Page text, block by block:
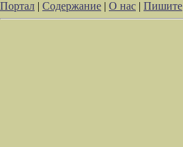
Портал | Содержание | О нас | Пишите